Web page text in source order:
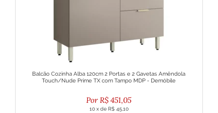
Balcão Cozinha Alba 120cm 2 Portas e 2 Gavetas Amêndola
Touch/Nude Prime TX com Tampo MDP - Demóbile
R$ 451,05
10 x de R$ 45,10